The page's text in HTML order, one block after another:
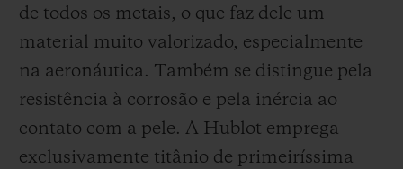
de todos os metais, o que faz dele um
material muito valorizado, especialmente
na aeronáutica. Também se distingue pela
resistência à corrosão e pela inércia ao
contato com a pele. A Hublot emprega
exclusivamente titânio de primeiríssima